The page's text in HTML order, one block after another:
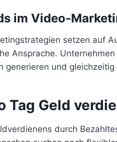
im Video-
setzen auf
Ansprache.
generieren und
Tag Geld
durch